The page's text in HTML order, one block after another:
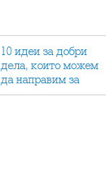
10 идеи за добри
дела, които можем
да направим за
напълно непознат